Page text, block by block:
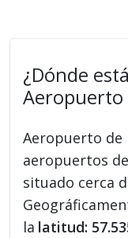
¿Dónde
Aeropuerto
Aeropuerto de
aeropuertos de
situado cerca
la latitud: